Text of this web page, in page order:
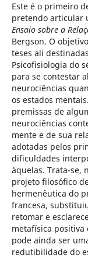
Este é o primeiro
pretendo articular
Ensaio sobre a
Bergson. O
teses ali
Psicofisiologia do
para se contestar
neurociências
os estados
premissas de
neurociências
mente e de sua
adotadas pelos
dificuldades
àquelas. Trata-se,
projeto filosófico
hermenêutica do
francesa,
retomar e
metafísica positiva
pode ainda ser
redutibilidade do